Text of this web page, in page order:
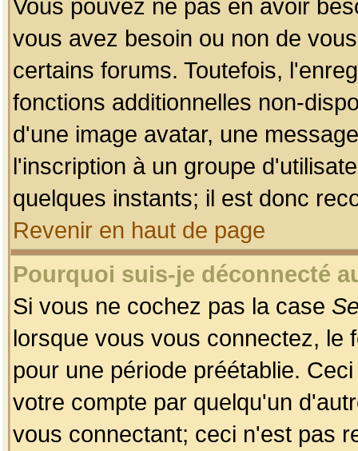
Vous pouvez ne pas en avoir
vous avez besoin ou non de
certains forums. Toutefois,
fonctions additionnelles non-
d'une image avatar, une
l'inscription à un groupe
quelques instants; il est donc
Revenir en haut de page
Pourquoi suis-je déconnecté
Si vous ne cochez pas la case
lorsque vous vous connectez, le
pour une période préétablie.
votre compte par quelqu'un
vous connectant; ceci n'est pas